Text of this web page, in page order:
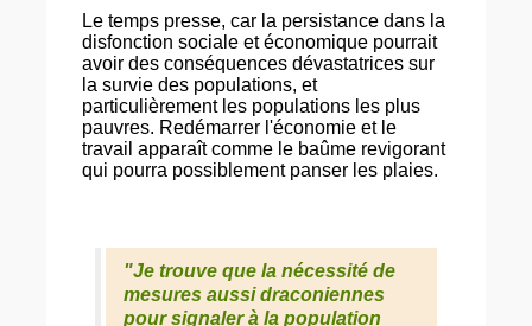
Le temps presse, car la persistance dans la
disfonction sociale et économique pourrait
avoir des conséquences dévastatrices sur
la survie des populations, et
particulièrement les populations les plus
pauvres. Redémarrer l'économie et le
travail apparaît comme le baûme revigorant
qui pourra possiblement panser les plaies.
"Je trouve que la nécessité de
mesures aussi draconiennes
pour signaler à la population